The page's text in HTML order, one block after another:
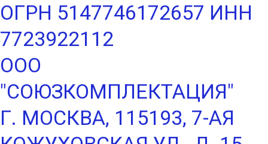
ОГРН 5147746172657 ИНН
7723922112
ООО
"СОЮЗКОМПЛЕКТАЦИЯ"
Г. МОСКВА, 115193, 7-АЯ